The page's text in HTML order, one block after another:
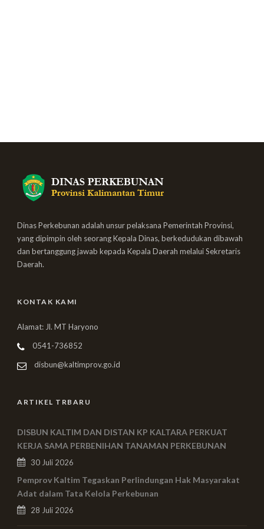
Dinas Perkebunan adalah unsur pelaksana Pemerintah Provinsi,
yang dipimpin oleh seorang Kepala Dinas, berkedudukan dibawah
dan bertanggung jawab kepada Kepala Daerah melalui Sekretaris
Daerah.
KONTAK KAMI
Alamat: Jl. MT Haryono
0541-736852
disbun@kaltimprov.go.id
ARTIKEL TRBARU
DISBUN KALTIM DAN DISTAN KP KALTARA PERKUAT
KERJA SAMA PERBENIHAN TANAMAN PERKEBUNAN
30 Juli 2026
Pemprov Kaltim Tegaskan Perlindungan Hak Masyarakat
Adat dalam Tata Kelola Perkebunan
28 Juli 2026